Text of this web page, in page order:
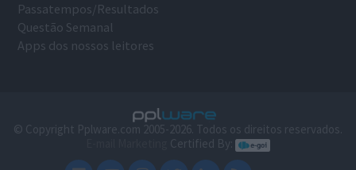
Passatempos/Resultados
Questão Semanal
Apps dos nossos leitores
© Copyright Pplware.com 2005-2026. Todos os direitos reservados.
Certified By: